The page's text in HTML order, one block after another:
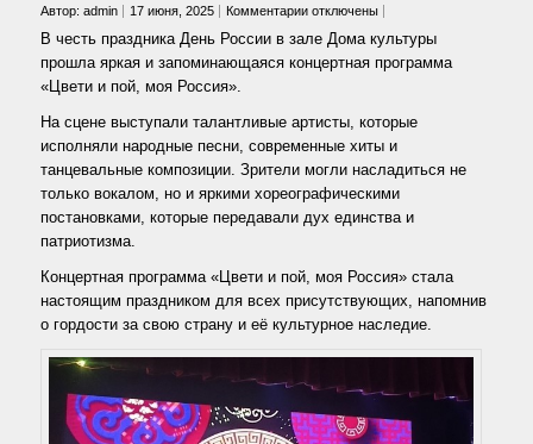
Автор: admin 17 июня, 2025 Комментариик
записи
Концертная
программа
пой,
моя
Россия»
отключены
В честь праздника День России в зале Дома культуры
прошла яркая и запоминающаяся концертная программа
«Цвети и пой, моя Россия».
На сцене выступали талантливые артисты, которые
исполняли народные песни, современные хиты и
танцевальные композиции. Зрители могли насладиться не
только вокалом, но и яркими хореографическими
постановками, которые передавали дух единства и
патриотизма.
Концертная программа «Цвети и пой, моя Россия» стала
настоящим праздником для всех присутствующих, напомнив
о гордости за свою страну и её культурное наследие.